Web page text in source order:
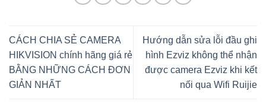
CÁCH CHIA SẺ CAMERA
HIKVISION chính hãng giá rẻ
BẰNG NHỮNG CÁCH ĐƠN
GIẢN NHẤT
Hướng dẫn sửa lỗi đầu ghi
hình Ezviz không thể nhận
được camera Ezviz khi kết
nối qua Wifi Ruijie